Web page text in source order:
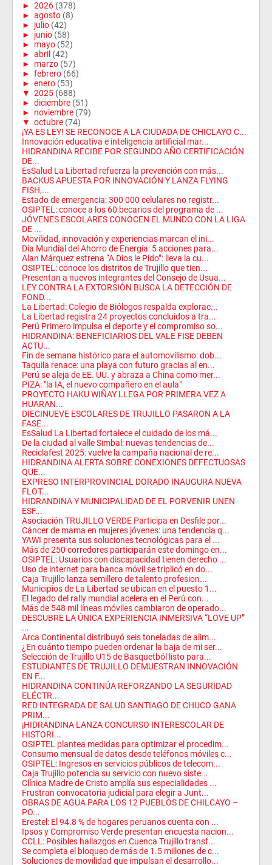
► 2026 (378)
► agosto (8)
► julio (42)
► junio (58)
► mayo (52)
► abril (42)
► marzo (57)
► febrero (66)
► enero (53)
▼ 2025 (688)
► diciembre (51)
► noviembre (79)
▼ octubre (74)
¡YA ES LEY! SE RECONOCE A LA CIUDADA DE CHICLAYO C...
Innovación educativa e inteligencia artificial mar...
HIDRANDINA RECIBE POR SEGUNDO AÑO CERTIFICACIÓN
DE...
EsSalud La Libertad refuerza la prevención con más...
BACKUS APUESTA POR INNOVACIÓN Y LANZA FLYING
FISH,...
Estado de emergencia: 300 000 celulares no registr...
OSIPTEL: conoce a los 60 becarios del programa de ...
JÓVENES ESCOLARES CONOCEN EL MUNDO CON LA LIGA
DE ...
Movilidad, innovación y experiencias marcan el ini...
Día Mundial del Ahorro de Energía: 5 acciones para...
Alan Márquez estrena “A Dios le Pido”: lleva la cu...
OSIPTEL: conoce los distritos de Trujillo que tien...
Presentan a nuevos integrantes del Consejo de Usua...
LEY CONTRA LA EXTORSIÓN BUSCA LA DETECCIÓN DE
FOND...
La Libertad: Colegio de Biólogos respalda explorac...
La Libertad registra 24 proyectos concluidos a tra...
Perú Primero impulsa el deporte y el compromiso so...
HIDRANDINA: BENEFICIARIOS DEL VALE FISE DEBEN
ACTU...
Fin de semana histórico para el automovilismo: dob...
Taquila renace: una playa con futuro gracias al en...
Perú se aleja de EE. UU. y abraza a China como mer...
PIZA: "la IA, el nuevo compañero en el aula"
PROYECTO HAKU WIÑAY LLEGA POR PRIMERA VEZ A
HUARAN...
DIECINUEVE ESCOLARES DE TRUJILLO PASARON A LA
FASE...
EsSalud La Libertad fortalece el cuidado de los má...
De la ciudad al valle Simbal: nuevas tendencias de...
Reciclafest 2025: vuelve la campaña nacional de re...
HIDRANDINA ALERTA SOBRE CONEXIONES DEFECTUOSAS
QUE...
EXPRESO INTERPROVINCIAL DORADO INAUGURA NUEVA
FLOT...
HIDRANDINA Y MUNICIPALIDAD DE EL PORVENIR UNEN
ESF...
Asociación TRUJILLO VERDE Participa en Desfile por...
Cáncer de mama en mujeres jóvenes: una tendencia q...
YAWI presenta sus soluciones tecnológicas para el ...
Más de 250 corredores participarán este domingo en...
OSIPTEL: Usuarios con discapacidad tienen derecho ...
Uso de internet para banca móvil se triplicó en do...
Caja Trujillo lanza semillero de talento profesion...
Municipios de La Libertad se ubican en el puesto 1...
El legado del rally mundial acelera en el Perú con...
Más de 548 mil líneas móviles cambiaron de operado...
DESCUBRE LA ÚNICA EXPERIENCIA INMERSIVA “LOVE UP”
...
Arca Continental distribuyó seis toneladas de alim...
¿En cuánto tiempo pueden ordenar la baja de mi ser...
Selección de Trujillo U15 de Basquetból listo para...
ESTUDIANTES DE TRUJILLO DEMUESTRAN INNOVACIÓN
EN F...
HIDRANDINA CONTINÚA REFORZANDO LA SEGURIDAD
ELÉCTR...
RED INTEGRADA DE SALUD SANTIAGO DE CHUCO GANA
PRIM...
¡HIDRANDINA LANZA CONCURSO INTERESCOLAR DE
HISTORI...
OSIPTEL plantea medidas para optimizar el procedim...
Consumo mensual de datos desde teléfonos móviles c...
OSIPTEL: Ingresos en servicios públicos de telecom...
Caja Trujillo potencia su servicio con nuevo siste...
Clínica Madre de Cristo amplía sus especialidades ...
Frustran convocatoria judicial para elegir a Junt...
OBRAS DE AGUA PARA LOS 12 PUEBLOS DE CHILCAYO –
PO...
Erestel: El 94.8 % de hogares peruanos cuenta con ...
Ipsos y Compromiso Verde presentan encuesta nacion...
CCLL: Posibles hallazgos en Cuenca Trujillo transf...
Se completa el bloqueo de más de 1.5 millones de c...
Soluciones de movilidad que impulsan el desarrollo...